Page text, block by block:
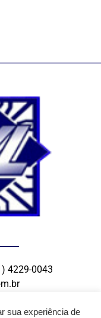
4229-0043
sua experiência de